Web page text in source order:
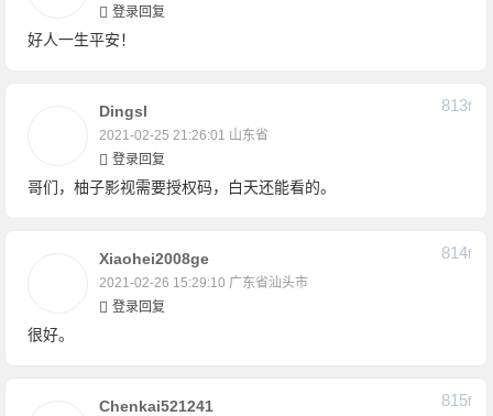
登录回复
好人一生平安！
Dingsl
2021-02-25 21:26:01 山东省
813F
登录回复
哥们，柚子影视需要授权码，白天还能看的。
Xiaohei2008ge
2021-02-26 15:29:10 广东省汕头市
814F
登录回复
很好。
Chenkai521241 815F